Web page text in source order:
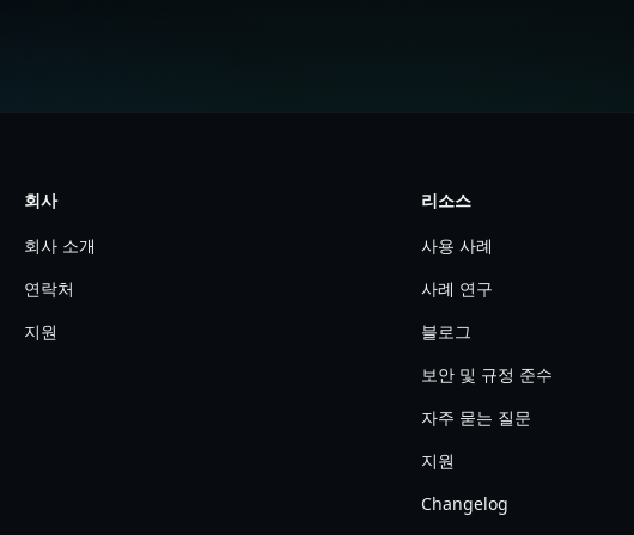
회사
회사 소개
연락처
지원
리소스
사용 사례
사례 연구
블로그
보안 및 규정 준수
자주 묻는 질문
지원
Changelog